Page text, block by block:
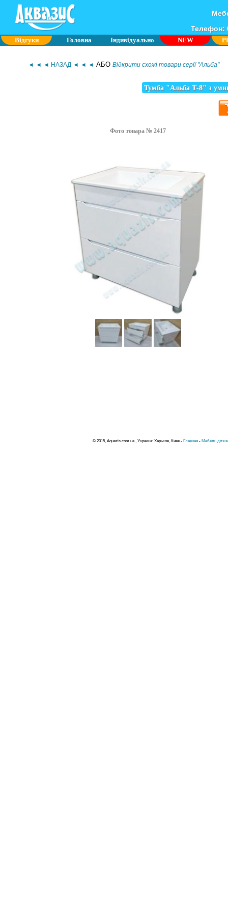
Телефон:
Відгуки Головна Індивідуально NEW
◄ ◄ ◄ НАЗАД ◄ ◄ ◄ АБО Відкрити схожі товари серії "Альба"
Тумба "Альба Т-8" з
Фото товара № 2417
© 2015, Aquazis.com.ua , Украина: Харьков, Киев - Главная- Мебель для